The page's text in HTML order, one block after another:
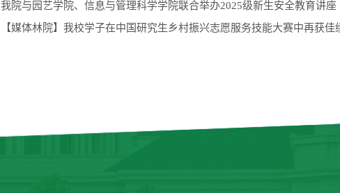
我院与园艺学院、信息与管理科学学院联合举办2025级新生安全教育讲座
【媒体林院】我校学子在中国研究生乡村振兴志愿服务技能大赛中再获佳